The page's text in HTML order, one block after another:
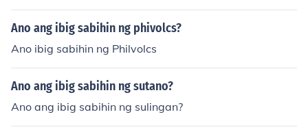
Ano ang ibig sabihin ng phivolcs?
Ano ibig sabihin ng Philvolcs
Ano ang ibig sabihin ng sutano?
Ano ang ibig sabihin ng sulingan?